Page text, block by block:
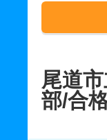
尾道
部/合